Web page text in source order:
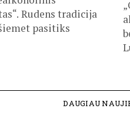
Rudens tradicija
pasitiks
DAUGIAU